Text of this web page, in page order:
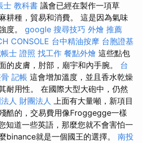
士 教科書 議會已經在製作一項草
耕種，貿易和消費。 這是因為氣味
度。 google 搜尋技巧 外燴 推薦
CONSOLE 台中精油按摩 台胞證基
士 證照 找工作 餐點外燴 這些點包
的皮膚，肘部，廟宇和內手腕。 台
記帳 這會增加溫度，並且香水乾燥
耐用性。 在國際大型大砲中，仍然
人 財團法人 上面有大量噸，新項目
酷的，交易費用像Froggegge一樣
知道一些英語，那麼您就不會害怕一
binance就是一個國王的選擇。 南投